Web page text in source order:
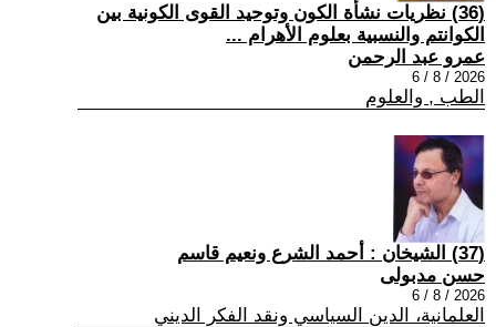
(36) نظريات نشأة الكون وتوحيد القوى الكونية بين
الكوانتم والنسبية بعلوم الأهرام ...
عمرو عبد الرحمن
2026 / 8 / 6
الطب , والعلوم
(37) الشيخان : أحمد الشرع ونعيم قاسم
حسن مدبولى
2026 / 8 / 6
العلمانية، الدين السياسي ونقد الفكر الديني